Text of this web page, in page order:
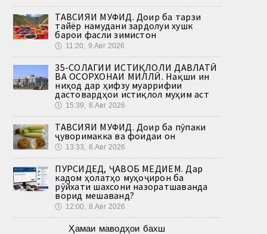
ТАВСИЯИ МУФИД. Доир ба тарзи
тайёр намудани зардолуи хушк
барои фасли зимистон
🕔 11:20, 9.Авг 2026
35-СОЛАГИИ ИСТИҚЛОЛИ ДАВЛАТӢ
ВА ОСОРХОНАИ МИЛЛӢ. Нақши ин
ниҳод дар ҳифзу муаррифии
дастовардҳои истиқлол муҳим аст
🕔 15:39, 8.Авг 2026
ТАВСИЯИ МУФИД. Доир ба пӯпаки
ҷуворимакка ва фоидаи он
🕔 13:33, 8.Авг 2026
ПУРСИДЕД, ҶАВОБ МЕДИҲЕМ. Дар
кадом ҳолатҳо муҳоҷирон ба
рӯйхати шахсони назоратшаванда
ворид мешаванд?
🕔 12:00, 8.Авг 2026
Ҳамаи маводҳои бахш